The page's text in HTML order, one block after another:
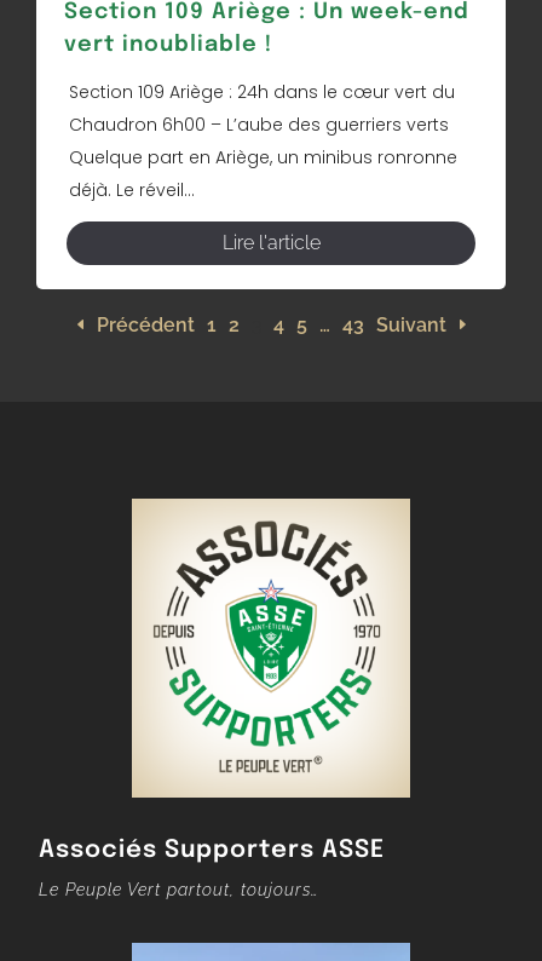
Section 109 Ariège : Un week-end
vert inoubliable !
Section 109 Ariège : 24h dans le cœur vert du
Chaudron 6h00 – L’aube des guerriers verts
Quelque part en Ariège, un minibus ronronne
déjà. Le réveil...
Lire l'article
Précédent 1 2 4 5 … 43 Suivant
Associés Supporters ASSE
Le Peuple Vert partout, toujours…